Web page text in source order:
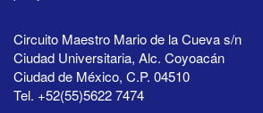
Circuito Maestro Mario de la Cueva s/n
Ciudad Universitaria, Alc. Coyoacán
Ciudad de México, C.P. 04510
Tel. +52(55)5622 7474